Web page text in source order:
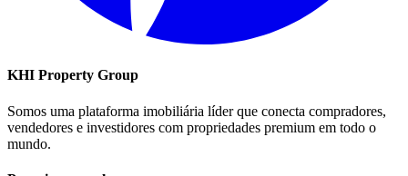
KHI Property Group
Somos uma plataforma imobiliária líder que conecta compradores,
vendedores e investidores com propriedades premium em todo o
mundo.